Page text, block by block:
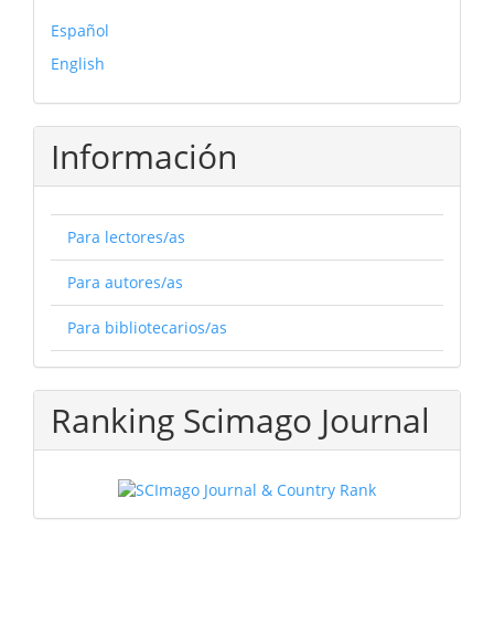
Español
English
Información
Para lectores/as
Para autores/as
Para bibliotecarios/as
Ranking Scimago Journal